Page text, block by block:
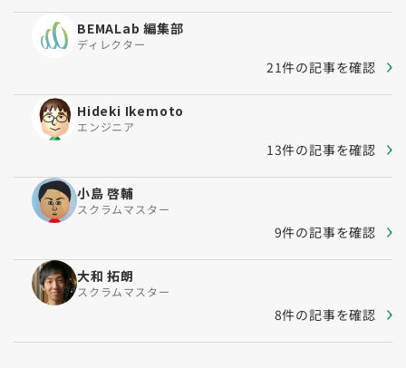
BEMALab 編集部
ディレクター
21件の記事を確認
Hideki Ikemoto
エンジニア
13件の記事を確認
小島 啓輔
スクラムマスター
9件の記事を確認
大和 拓朗
スクラムマスター
8件の記事を確認